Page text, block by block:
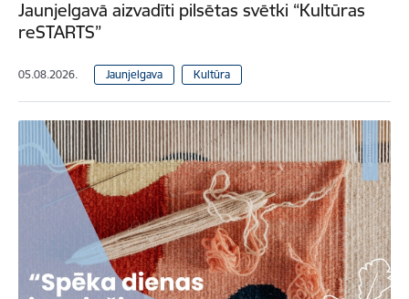
Jaunjelgavā aizvadīti pilsētas svētki “Kultūras
reSTARTS”
05.08.2026. Jaunjelgava Kultūra